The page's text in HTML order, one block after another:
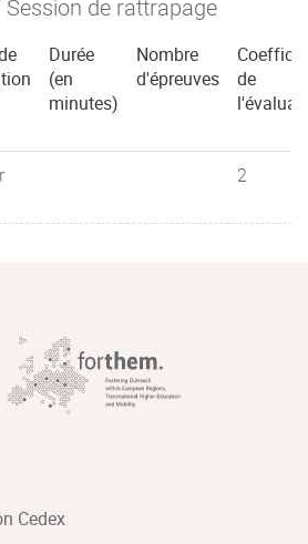
de rattrapage
Durée
(en
minutes)
Nombre
d'épreuves
de
2
Cedex